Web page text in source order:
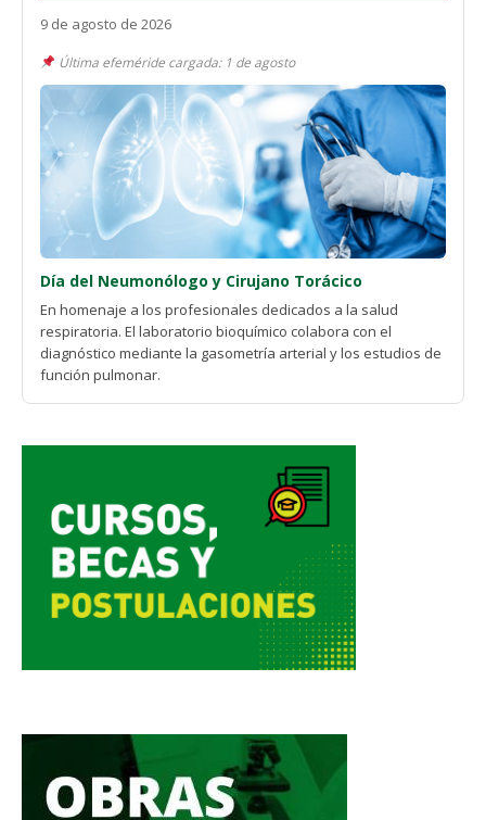
9 de agosto de 2026
Última efeméride cargada: 1 de agosto
Día del Neumonólogo y Cirujano Torácico
En homenaje a los profesionales dedicados a la salud
respiratoria. El laboratorio bioquímico colabora con el
diagnóstico mediante la gasometría arterial y los estudios de
función pulmonar.